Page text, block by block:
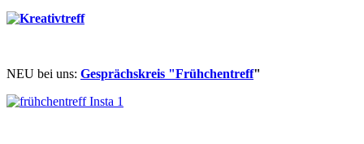
NEU bei uns: Gesprächskreis "Frühchentreff"